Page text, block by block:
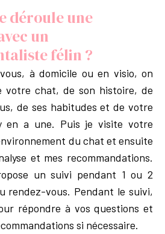
déroule une
un
félin ?
à domicile ou en visio, on
votre chat, de son histoire, de
de ses habitudes et de votre
en a une. Puis je visite votre
du chat et ensuite
et mes recommandations.
un suivi pendant 1 ou 2
rendez-vous. Pendant le suivi,
répondre à vos questions et
si nécessaire.